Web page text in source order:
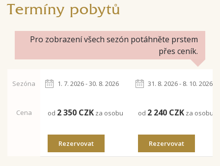
Termíny pobytů
Pro zobrazení všech sezón potáhněte prstem
přes ceník.
Sezóna
Cena
1. 7. 2026 - 30. 8. 2026
od 2 350 CZK za osobu
Rezervovat
31. 8. 2026 - 8. 10. 2026
od 2 240 CZK za osobu
Rezervovat